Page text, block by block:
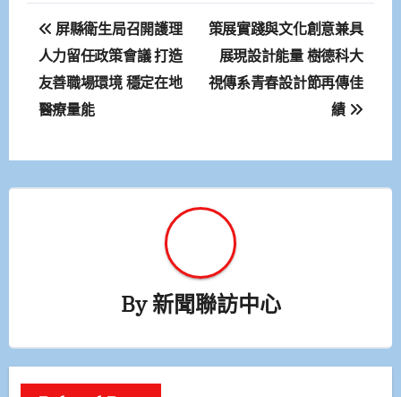
文
章
導
屏縣衛生局召開護理
人力留任政策會議 打造
友善職場環境 穩定在地
醫療量能
策展實踐與文化創意兼具
展現設計能量 樹德科大
視傳系青春設計節再傳佳
績
By新聞聯訪中心